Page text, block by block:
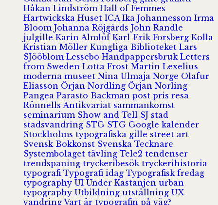
Håkan Lindström Hall of Femmes
Hartwickska Huset ICA Ika Johannesson Irma
Bloom Johanna Röjgårds John Randle
julgille Karin Almlöf Karl-Erik Forsberg Kolla
Kristian Möller Kungliga Biblioteket Lars
SJööblom Lessebo Handpappersbruk Letters
from Sweden Lotta Frost Martin Lexelius
moderna museet Nina Ulmaja Norge Olafur
Eliasson Örjan Nordling Örjan Norling
Pangea Parasto Backman post pris resa
Rönnells Antikvariat sammankomst
seminarium Show and Tell SJ stad
stadsvandring STG STG Google kalender
Stockholms typografiska gille street art
Svensk Bokkonst Svenska Tecknare
Systembolaget tävling Tele2 tendenser
trendspaning tryckeribesök tryckerihistoria
typografi Typografi idag Typografisk fredag
typography UI Under Kastanjen urban
typography Utbildning utställning UX
vandring Vart är typografin på väg?